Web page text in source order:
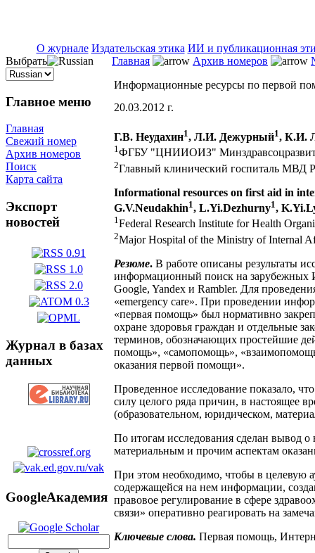
О журнале Издательская этика ИИ и публикационная
Выбрать
Главное меню
Главная
Свежий номер
Архив номеров
Поиск
Карта сайта
Экспорт
новостей
Журнал в базах
данных
GoogleАкадемия
Главная Архив номеров
Информационные ресурсы по первой
20.03.2012 г.
Г.В. Неудахин1, Л.И. Дежурный1, К.И.
1ФГБУ "ЦНИИОИЗ"
2Главный клинический госпиталь МВД
Informational resources on first aid in
G.V.Neudakhin1, L.Yi.Dezhurny1,
1Federal Research Institute for Health
2Major Hospital of the Ministry of Internal
Резюме. В работе описаны результаты
информационный поиск на зарубежных
Google, Yandex и Rambler. Для
«emergency care». При проведении
«первая помощь» был нормативно
охране здоровья граждан и отдельные
терминов, обозначающих простейшие
помощь», «самопомощь»,
оказания первой помощи».
Проведенное исследование показало,
силу целого ряда причин, в настоящее
(образовательном, юридическом,
По итогам исследования сделан вывод
материальным и прочим аспектам
При этом необходимо, чтобы в целевую
содержащейся на нем информации,
правовое регулирование в сфере
связи» оперативно реагировать на
Ключевые слова. Первая помощь,